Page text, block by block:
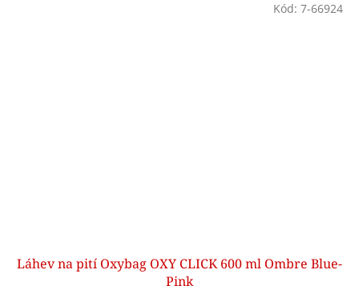
Láhev na pití Oxybag OXY CLICK 600 ml Ombre Blue-
Pink
Kód: 7-66924